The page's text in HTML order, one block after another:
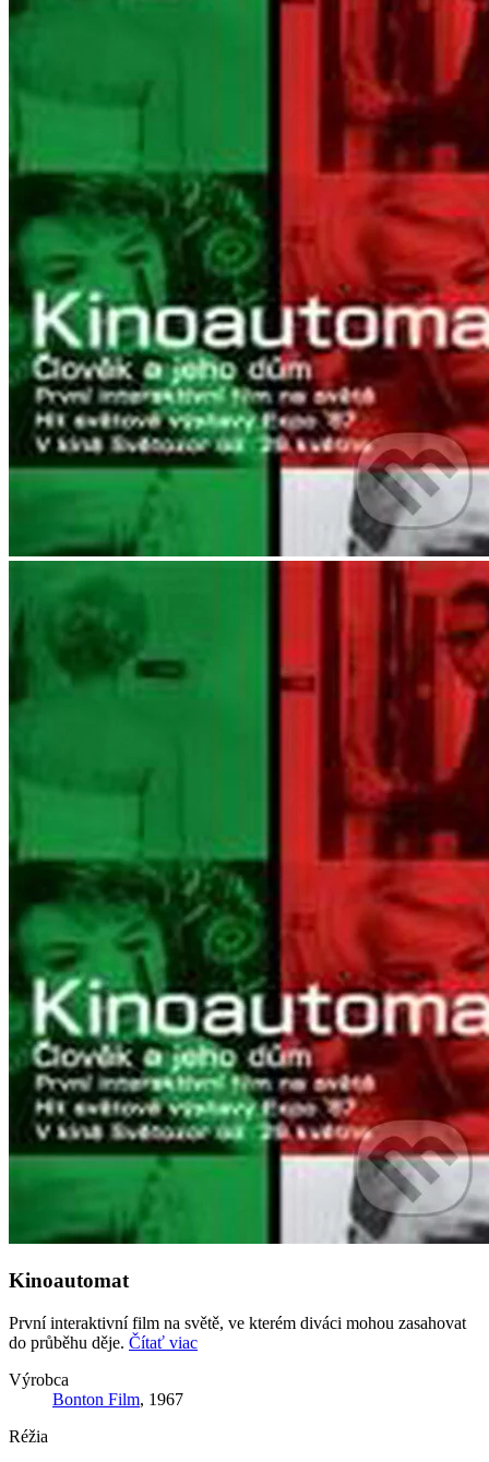
Kinoautomat
První interaktivní film na světě, ve kterém diváci mohou zasahovat
do průběhu děje. Čítať viac
Výrobca
Bonton Film, 1967
Réžia